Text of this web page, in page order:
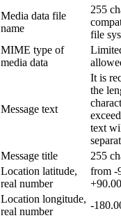
Media data file
name
255
file
MIME type of
media data
Message text
It is
the
text
Message title
255
Location latitude,
real number
from -
Location longitude,
real number
-